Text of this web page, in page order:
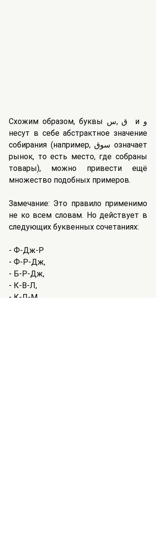
Схожим образом, буквы ق ,س  и و
несут в себе абстрактное значение
собирания (например, سوق означает
рынок, то есть место, где собраны
товары), можно привести ещё
множество подобных примеров.
Замечание: Это правило применимо
не ко всем словам. Но действует в
следующих буквенных сочетаниях:
- Ф-Дж-Р
- Ф-Р-Дж,
- Б-Р-Дж,
- К-В-Л,
- К-Л-М,